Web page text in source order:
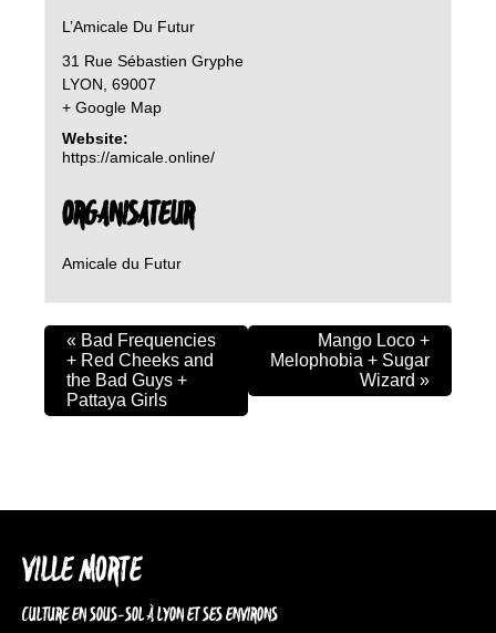
L’Amicale Du Futur
31 Rue Sébastien Gryphe
LYON 69007
+ Google Map
Website:
https://amicale.online/
ORGANISATEUR
Amicale du Futur
« Bad Frequencies
+ Red Cheeks and
the Bad Guys +
Pattaya Girls
Mango Loco +
Melophobia + Sugar
Wizard »
VILLE MORTE
CULTURE EN SOUS-SOL À LYON ET SES ENVIRONS